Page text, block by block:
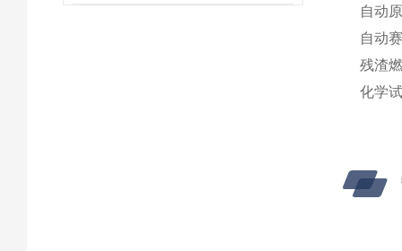
自动
自动
残渣
化学